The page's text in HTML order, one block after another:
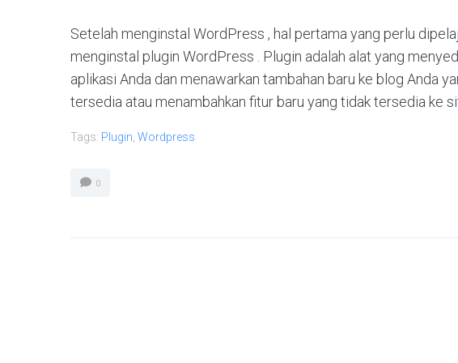
Setelah menginstal WordPress , hal pertama yang perlu
menginstal plugin WordPress . Plugin adalah alat yang
aplikasi Anda dan menawarkan tambahan baru ke blog Anda
tersedia atau menambahkan fitur baru yang tidak tersedia ke
Tags: Plugin Wordpress
0